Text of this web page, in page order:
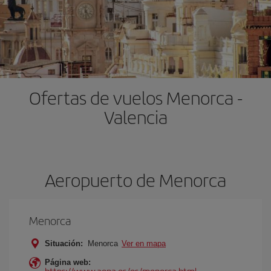
Ofertas de vuelos Menorca -
Valencia
Aeropuerto de Menorca
Menorca
Situación: Menorca Ver en mapa
Página web: